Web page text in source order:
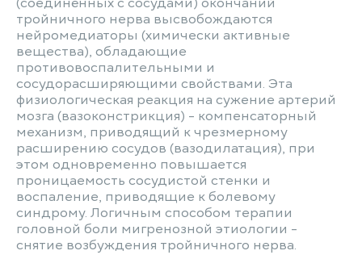
тройничного нерва высвобождаются
нейромедиаторы (химически активные
вещества), обладающие
противовоспалительными и
сосудорасширяющими свойствами. Эта
физиологическая реакция на сужение артерий
мозга (вазоконстрикция) - компенсаторный
механизм, приводящий к чрезмерному
расширению сосудов (вазодилатация), при
этом одновременно повышается
проницаемость сосудистой стенки и
воспаление, приводящие к болевому
синдрому. Логичным способом терапии
головной боли мигренозной этиологии -
снятие возбуждения тройничного нерва.